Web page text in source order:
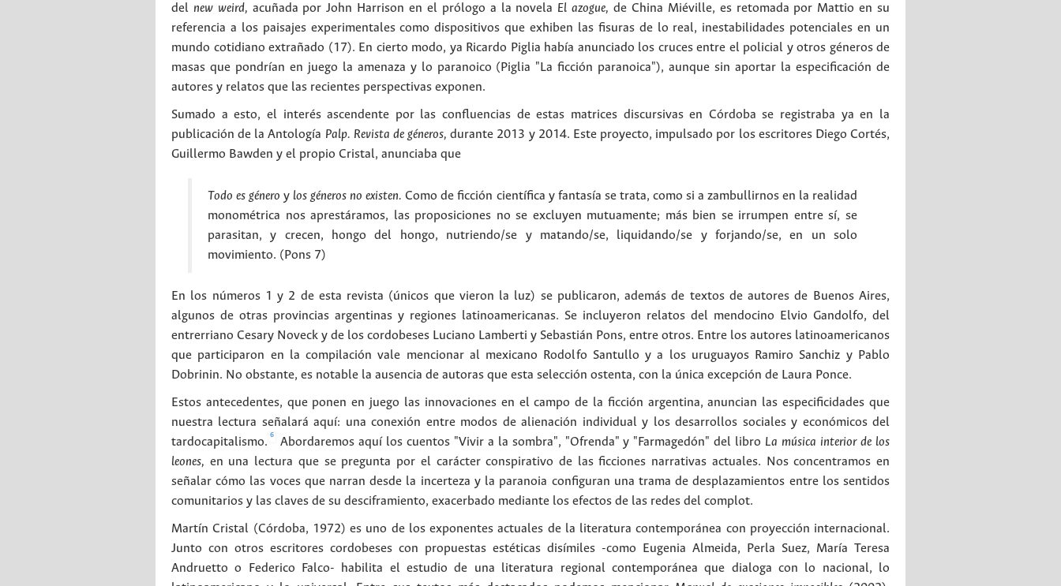
del new weird, acuñada por John Harrison en el prólogo a la novela El azogue, de China Miéville, es retomada por Mattio en su
referencia a los paisajes experimentales como dispositivos que exhiben las fisuras de lo real, inestabilidades potenciales en un
mundo cotidiano extrañado (17). En cierto modo, ya Ricardo Piglia había anunciado los cruces entre el policial y otros géneros de
masas que pondrían en juego la amenaza y lo paranoico (Piglia "La ficción paranoica"), aunque sin aportar la especificación de
autores y relatos que las recientes perspectivas exponen.
Sumado a esto, el interés ascendente por las confluencias de estas matrices discursivas en Córdoba se registraba ya en la
publicación de la Antología Palp. Revista de géneros, durante 2013 y 2014. Este proyecto, impulsado por los escritores Diego Cortés,
Guillermo Bawden y el propio Cristal, anunciaba que
Todo es género y los géneros no existen. Como de ficción científica y fantasía se trata, como si a zambullirnos en la realidad
monométrica nos aprestáramos, las proposiciones no se excluyen mutuamente; más bien se irrumpen entre sí, se
parasitan, y crecen, hongo del hongo, nutriendo/se y matando/se, liquidando/se y forjando/se, en un solo
movimiento. (Pons 7)
En los números 1 y 2 de esta revista (únicos que vieron la luz) se publicaron, además de textos de autores de Buenos Aires,
algunos de otras provincias argentinas y regiones latinoamericanas. Se incluyeron relatos del mendocino Elvio Gandolfo, del
entrerriano Cesary Noveck y de los cordobeses Luciano Lamberti y Sebastián Pons, entre otros. Entre los autores latinoamericanos
que participaron en la compilación vale mencionar al mexicano Rodolfo Santullo y a los uruguayos Ramiro Sanchiz y Pablo
Dobrinin. No obstante, es notable la ausencia de autoras que esta selección ostenta, con la única excepción de Laura Ponce.
Estos antecedentes, que ponen en juego las innovaciones en el campo de la ficción argentina, anuncian las especificidades que
nuestra lectura señalará aquí: una conexión entre modos de alienación individual y los desarrollos sociales y económicos del
tardocapitalismo.
6
Abordaremos aquí los cuentos "Vivir a la sombra", "Ofrenda" y "Farmagedón" del libro La música interior de los
leones, en una lectura que se pregunta por el carácter conspirativo de las ficciones narrativas actuales. Nos concentramos en
señalar cómo las voces que narran desde la incerteza y la paranoia configuran una trama de desplazamientos entre los sentidos
comunitarios y las claves de su desciframiento, exacerbado mediante los efectos de las redes del complot.
Martín Cristal (Córdoba, 1972) es uno de los exponentes actuales de la literatura contemporánea con proyección internacional.
Junto con otros escritores cordobeses con propuestas estéticas disímiles -como Eugenia Almeida, Perla Suez, María Teresa
Andruetto o Federico Falco- habilita el estudio de una literatura regional contemporánea que dialoga con lo nacional, lo